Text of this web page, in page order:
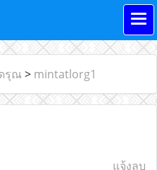
รุณ > mintatlorg1
แจ้งลบ